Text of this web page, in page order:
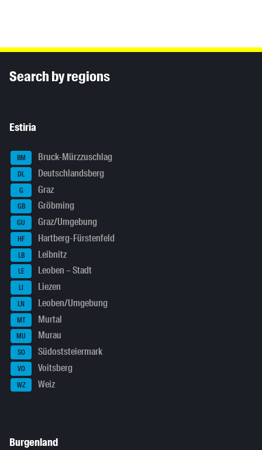
Search by regions
Estiria
BM Bruck-Mürzzuschlag
DL Deutschlandsberg
G Graz
GB Gröbming
GU Graz/Umgebung
HF Hartberg-Fürstenfeld
LB Leibnitz
LE Leoben – Stadt
LI Liezen
LN Leoben/Umgebung
MT Murtal
MU Murau
SO Südoststeiermark
VO Voitsberg
WZ Weiz
Burgenland